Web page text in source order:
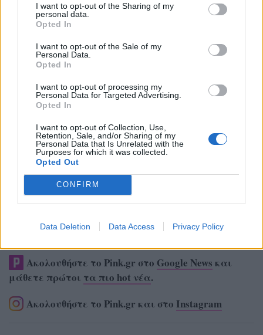
I want to opt-out of the Sharing of my
personal data.
Opted In
I want to opt-out of the Sale of my
Personal Data.
Opted In
I want to opt-out of processing my
Personal Data for Targeted Advertising.
Opted In
I want to opt-out of Collection, Use,
Retention, Sale, and/or Sharing of my
Personal Data that Is Unrelated with the
Purposes for which it was collected.
Opted Out
CONFIRM
Data Deletion Data Access Privacy Policy
Ακολουθήστε το Pink.gr στο Google News και
μάθετε πρώτοι τα πιο hot νέα.
Ακολουθήστε το Pink.gr και στο Instagram